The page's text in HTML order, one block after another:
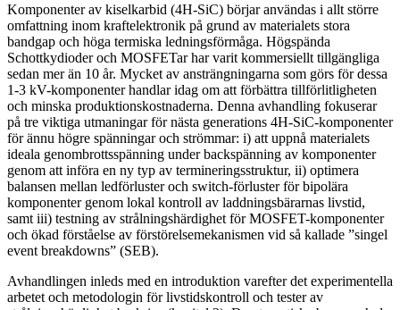
Komponenter av kiselkarbid (4H-SiC) börjar användas i allt större
omfattning inom kraftelektronik på grund av materialets stora
bandgap och höga termiska ledningsförmåga. Högspända
Schottkydioder och MOSFETar har varit kommersiellt tillgängliga
sedan mer än 10 år. Mycket av ansträngningarna som görs för dessa
1-3 kV-komponenter handlar idag om att förbättra tillförlitligheten
och minska produktionskostnaderna. Denna avhandling fokuserar
på tre viktiga utmaningar för nästa generations 4H-SiC-komponenter
för ännu högre spänningar och strömmar: i) att uppnå materialets
ideala genombrottsspänning under backspänning av komponenter
genom att införa en ny typ av termineringsstruktur, ii) optimera
balansen mellan ledförluster och switch-förluster för bipolära
komponenter genom lokal kontroll av laddningsbärarnas livstid,
samt iii) testning av strålningshärdighet för MOSFET-komponenter
och ökad förståelse av förstörelsemekanismen vid så kallade ”singel
event breakdowns” (SEB).
Avhandlingen inleds med en introduktion varefter det experimentella
arbetet och metodologin för livstidskontroll och tester av